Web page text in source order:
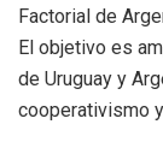
Factorial de
El objetivo es
de Uruguay y
cooperativismo